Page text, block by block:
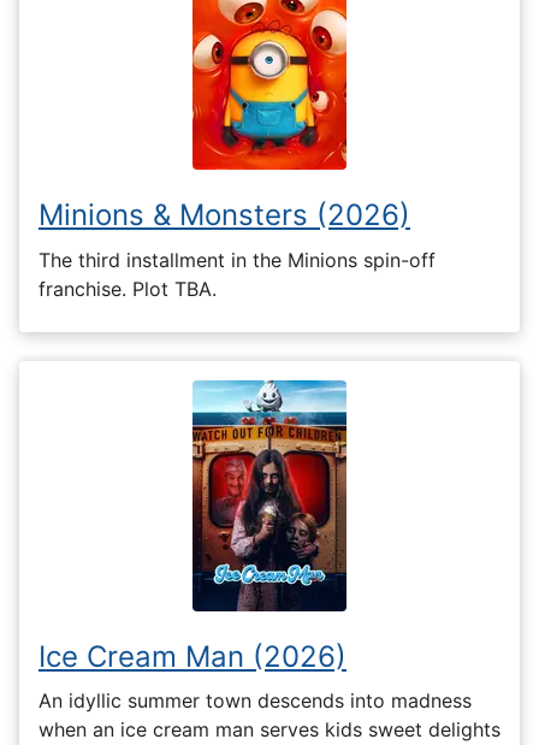
Minions & Monsters (2026)
The third installment in the Minions spin-off
franchise. Plot TBA.
Ice Cream Man (2026)
An idyllic summer town descends into madness
when an ice cream man serves kids sweet delights